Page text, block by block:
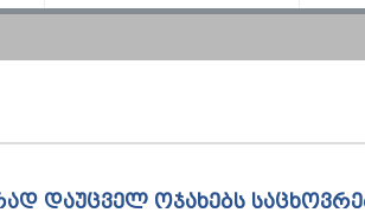
ᲓᲐᲣᲪᲕᲔᲚ ᲝᲯᲐᲮᲔᲑᲡ